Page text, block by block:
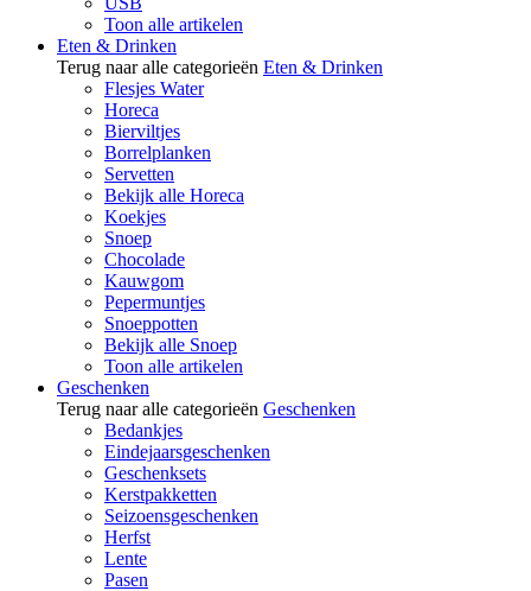
Toon alle artikelen
Eten & Drinken
Terug naar alle categorieën Eten & Drinken
Flesjes Water
Horeca
Bierviltjes
Borrelplanken
Servetten
Bekijk alle Horeca
Koekjes
Snoep
Chocolade
Kauwgom
Pepermuntjes
Snoeppotten
Bekijk alle Snoep
Toon alle artikelen
Geschenken
Terug naar alle categorieën Geschenken
Bedankjes
Eindejaarsgeschenken
Geschenksets
Kerstpakketten
Seizoensgeschenken
Herfst
Lente
Pasen